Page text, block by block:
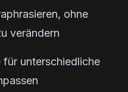
ohne
verändern
für unterschiedliche